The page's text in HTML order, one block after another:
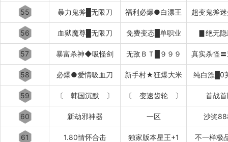
55 暴力鬼斧█无限刀 福利必爆●白漂王 超变鬼斧
56 血狱魔尊█无限刀 免费变态█单职业 ▊绝无隐
57 暴富杀神◆吸怪剑 无敌ＢＴ█９９９ 真实杀怪
58 必爆●爱情吸血刀 新手村★狂爆大米 纯白漂█0
59 〔 韩国沉默 〕 〔 变速齿轮 〕 首战
60 新劫邪神器 一区 沙奖
61 1.80情怀合击 独家版本星王+1 不一样极